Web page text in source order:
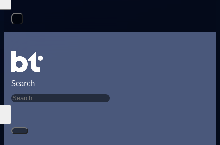
Search